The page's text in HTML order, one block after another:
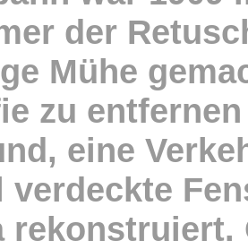
der
Mühe
zu
eine
verdeckte
rekonstruiert.